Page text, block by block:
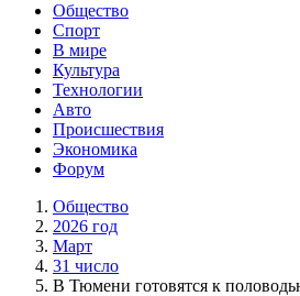
Общество
Спорт
В мире
Культура
Технологии
Авто
Происшествия
Экономика
Форум
Общество
2026 год
Март
31 число
В Тюмени готовятся к